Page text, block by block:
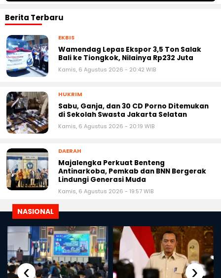
Berita Terbaru
EKBIS
Wamendag Lepas Ekspor 3,5 Ton Salak
Bali ke Tiongkok, Nilainya Rp232 Juta
Kamis, 6 Agustus 2026 - 20:42 WIB
HUKRIM
Sabu, Ganja, dan 30 CD Porno Ditemukan
di Sekolah Swasta Jakarta Selatan
Kamis, 6 Agustus 2026 - 20:19 WIB
DAERAH
Majalengka Perkuat Benteng
Antinarkoba, Pemkab dan BNN Bergerak
Lindungi Generasi Muda
Kamis, 6 Agustus 2026 - 19:57 WIB
NASIONAL
‹ ›